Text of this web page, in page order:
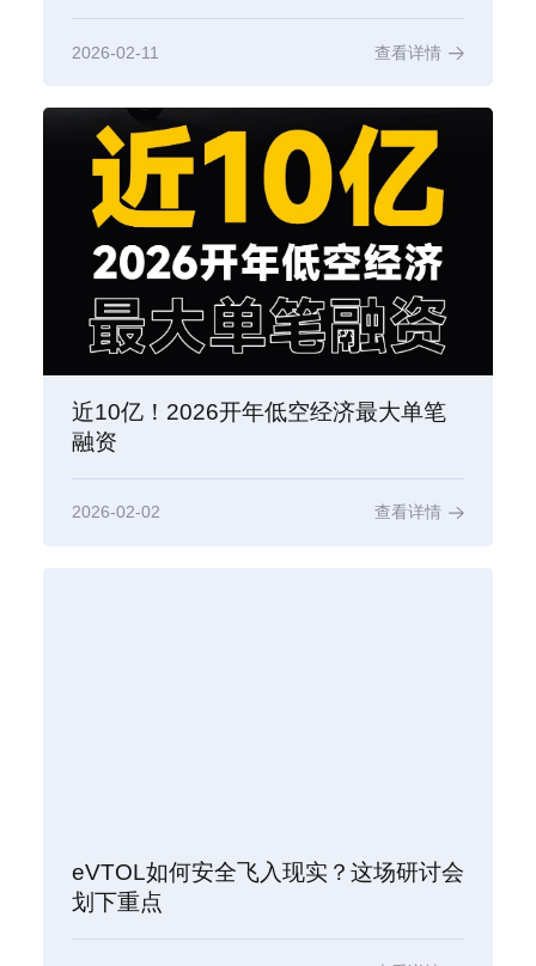
2026-02-11 查看详情
近10亿！2026开年低空经济最大单笔
融资
2026-02-02 查看详情
eVTOL如何安全飞入现实？这场研讨会
划下重点